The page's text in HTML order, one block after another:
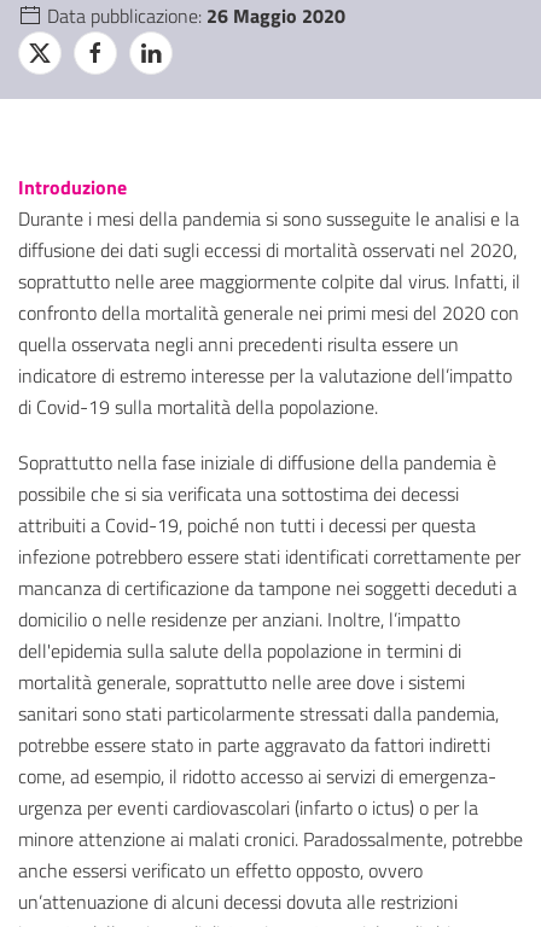
Data pubblicazione: 26 Maggio 2020
Introduzione
Durante i mesi della pandemia si sono susseguite le analisi e la
diffusione dei dati sugli eccessi di mortalità osservati nel 2020,
soprattutto nelle aree maggiormente colpite dal virus. Infatti, il
confronto della mortalità generale nei primi mesi del 2020 con
quella osservata negli anni precedenti risulta essere un
indicatore di estremo interesse per la valutazione dell’impatto
di Covid-19 sulla mortalità della popolazione.
Soprattutto nella fase iniziale di diffusione della pandemia è
possibile che si sia verificata una sottostima dei decessi
attribuiti a Covid-19, poiché non tutti i decessi per questa
infezione potrebbero essere stati identificati correttamente per
mancanza di certificazione da tampone nei soggetti deceduti a
domicilio o nelle residenze per anziani. Inoltre, l’impatto
dell'epidemia sulla salute della popolazione in termini di
mortalità generale, soprattutto nelle aree dove i sistemi
sanitari sono stati particolarmente stressati dalla pandemia,
potrebbe essere stato in parte aggravato da fattori indiretti
come, ad esempio, il ridotto accesso ai servizi di emergenza-
urgenza per eventi cardiovascolari (infarto o ictus) o per la
minore attenzione ai malati cronici. Paradossalmente, potrebbe
anche essersi verificato un effetto opposto, ovvero
un’attenuazione di alcuni decessi dovuta alle restrizioni